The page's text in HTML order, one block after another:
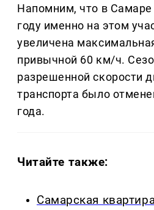
Напомним, что в
году именно на этом
увеличена
привычной 60 км/ч.
разрешенной скорости
транспорта было
года.
Читайте также:
Самарская